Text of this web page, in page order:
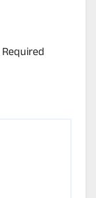
Required